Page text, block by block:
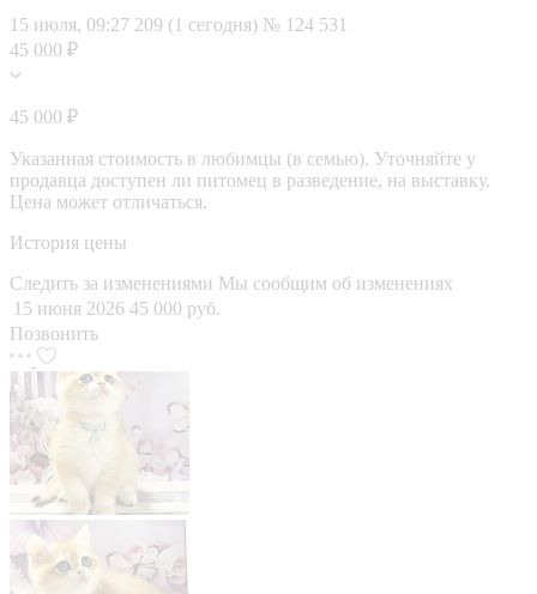
15 июля, 09:27 209 (1 сегодня) № 124 531
45 000 ₽
45 000 ₽
Указанная стоимость в любимцы (в семью). Уточняйте у
продавца доступен ли питомец в разведение, на выставку.
Цена может отличаться.
История цены
Следить за изменениями Мы сообщим об изменениях
15 июня 2026 45 000 руб.
Позвонить